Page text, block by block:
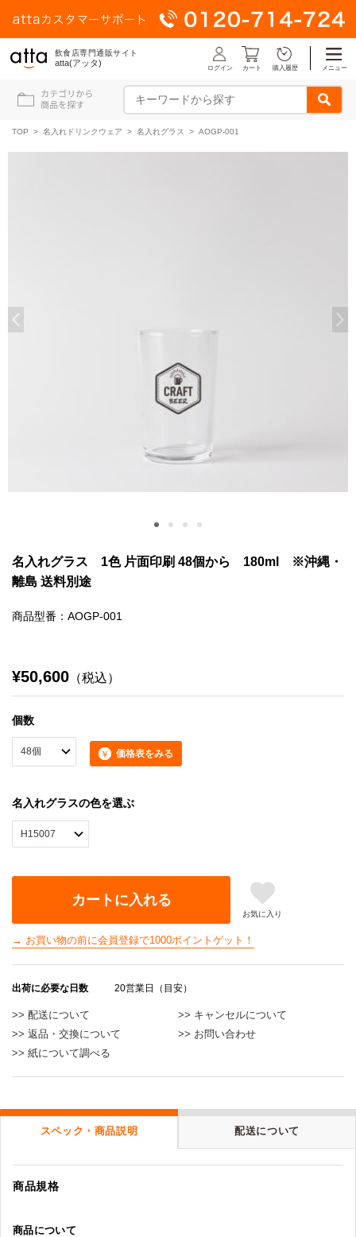
飲食店専門通販サイト
atta(アッタ) ログイン カート 購入履歴 メニュー
TOP > 名入れドリンクウェア > 名入れグラス > AOGP-001
名入れグラス 1色 片面印刷 48個から 180ml ※沖縄・
離島 送料別途
商品型番：AOGP-001
¥50,600 （税込）
個数
価格表をみる
名入れグラスの色を選ぶ
カートに入れる
お気に入り
→ お買い物の前に会員登録で1000ポイントゲット！
出荷に必要な日数 20営業日（目安）
>> 配送について
>> キャンセルについて
>> 返品・交換について
>> お問い合わせ
>> 紙について調べる
スペック・商品説明 配送について
商品規格
商品について